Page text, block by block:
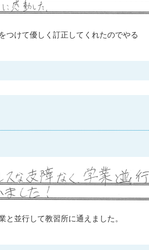
つけて優しく訂正してくれたのでやる
並行して教習所に通えました。